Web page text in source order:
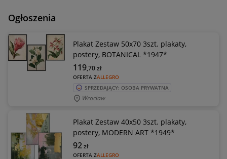
Ogłoszenia
Plakat Zestaw 50x70 3szt. plakaty,
postery, BOTANICAL *1947*
OFERTA ZALLEGRO
119,70zł
SPRZEDAJĄCY: OSOBA PRYWATNA
Wrocław
Plakat Zestaw 40x50 3szt. plakaty,
postery, MODERN ART *1949*
OFERTA ZALLEGRO
92zł